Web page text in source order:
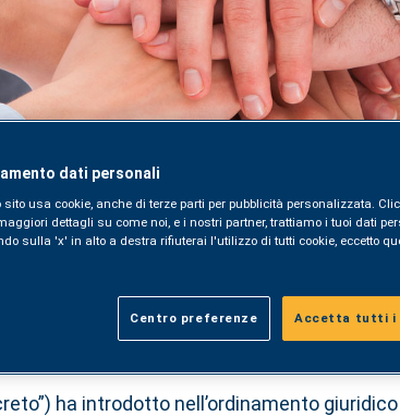
ha introdotto nell’ordinamento
dati personali
sito usa cookie, anche di terze parti per pubblicità personalizzata.
dettagli su come noi, e i nostri partner, trattiamo i tuoi dati
sulla 'x' in alto a destra rifiuterai l'utilizzo di tutti cookie, eccetto
Centro preferenze Accetta tutti i